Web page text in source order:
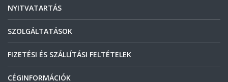
NYITVATARTÁS
SZOLGÁLTATÁSOK
FIZETÉSI ÉS SZÁLLÍTÁSI FELTÉTELEK
CÉGINFORMÁCIÓK